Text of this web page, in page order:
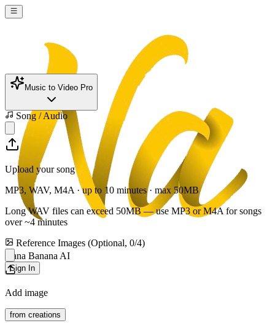
Nana Banana AI
Sign In
Music to Video Pro
Song / Audio
Upload your song
MP3, WAV, M4A · up to 10 minutes · max50MB
Long WAV files can exceed 50MB — use MP3 or M4A for songs
over ~4 minutes
Reference Images (Optional, 0/4)
Add image
from creations